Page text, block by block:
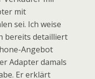
mit
sei. Ich weise
bereits detailliert
Angebot
Adapter damals
Er erklärt